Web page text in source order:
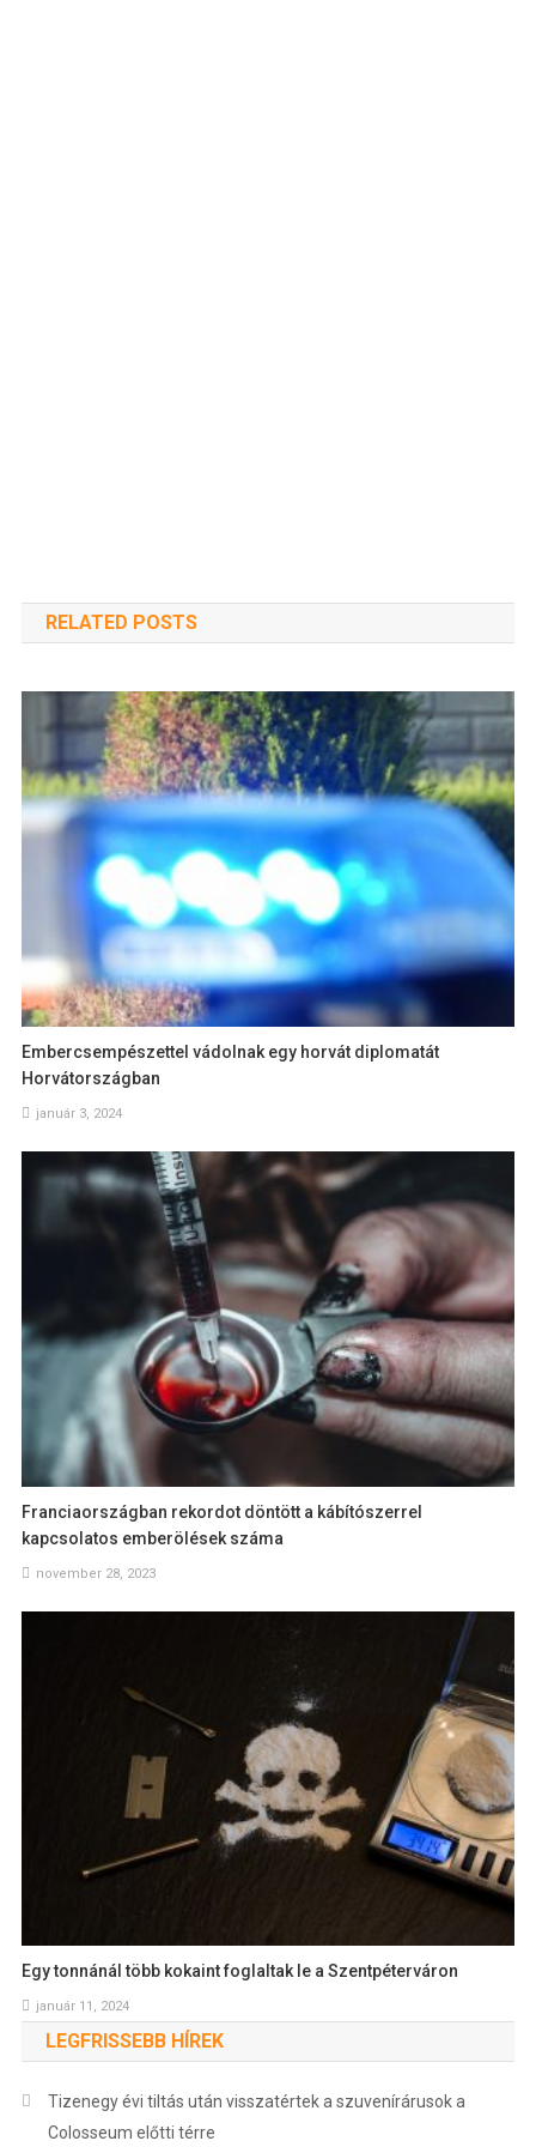
RELATED POSTS
Embercsempészettel vádolnak egy horvát diplomatát
Horvátországban
január 3, 2024
Franciaországban rekordot döntött a kábítószerrel
kapcsolatos emberölések száma
november 28, 2023
Egy tonnánál több kokaint foglaltak le a Szentpéterváron
január 11, 2024
LEGFRISSEBB HÍREK
Tizenegy évi tiltás után visszatértek a szuvenírárusok a
Colosseum előtti térre